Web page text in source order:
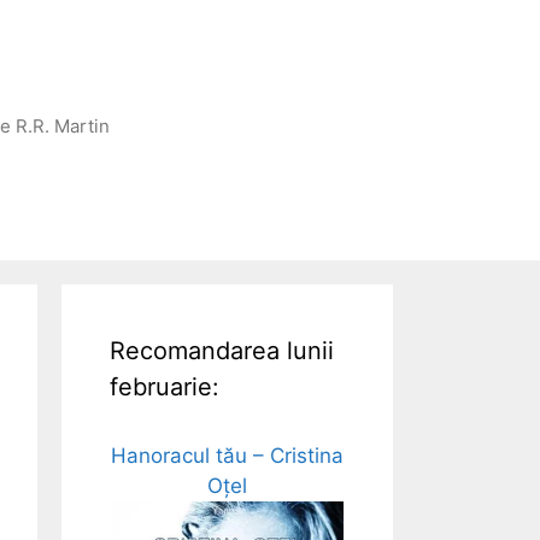
R.R. Martin
Recomandarea lunii
februarie:
Hanoracul tău – Cristina
Oțel